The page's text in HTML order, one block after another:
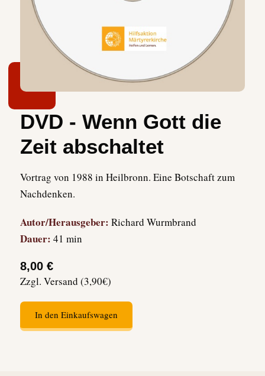
DVD - Wenn Gott die
Zeit abschaltet
Vortrag von 1988 in Heilbronn. Eine Botschaft zum
Nachdenken.
Autor/Herausgeber: Richard Wurmbrand
Dauer: 41 min
8,00 €
Zzgl. Versand (3,90€)
In den Einkaufswagen